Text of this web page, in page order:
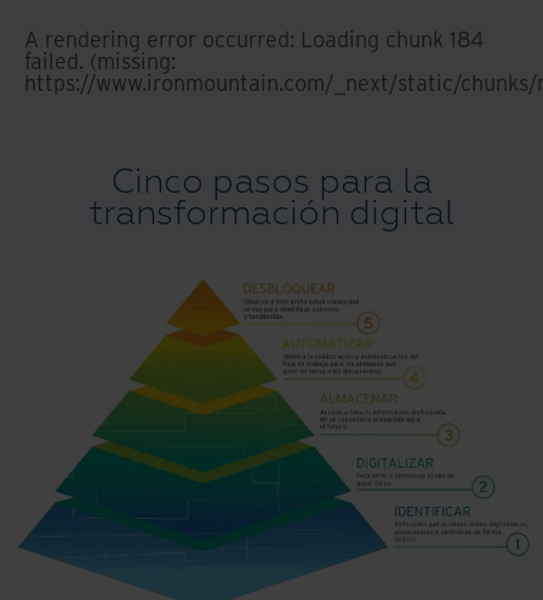
A rendering error occurred: Loading chunk 184
failed. (missing:
https://www.ironmountain.com/_next/static/
Cinco pasos para la
transformación digital